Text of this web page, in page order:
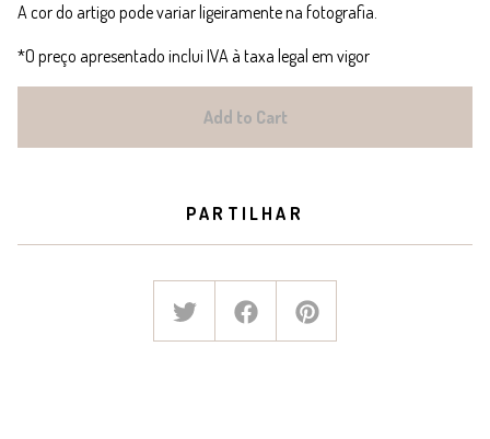
A cor do artigo pode variar ligeiramente na fotografia.
*O preço apresentado inclui IVA à taxa legal em vigor
Add to Cart
PARTILHAR